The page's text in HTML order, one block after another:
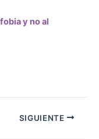
y no al
SIGUIENTE